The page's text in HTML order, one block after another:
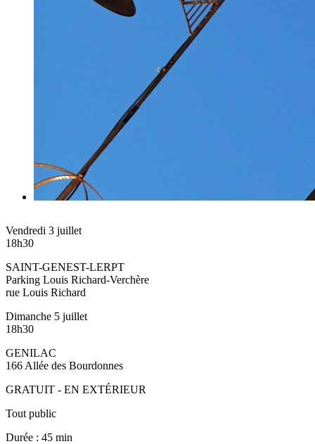
Vendredi 3 juillet
18h30
SAINT-GENEST-LERPT
Parking Louis Richard-Verchère
rue Louis Richard
Dimanche 5 juillet
18h30
GENILAC
166 Allée des Bourdonnes
GRATUIT - EN EXTÉRIEUR
Tout public
Durée : 45 min